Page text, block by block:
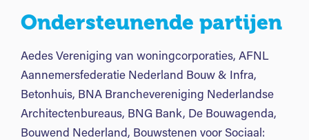
Ondersteunende partijen
Aedes Vereniging van woningcorporaties, AFNL
Aannemersfederatie Nederland Bouw & Infra,
Betonhuis, BNA Branchevereniging Nederlandse
Architectenbureaus, BNG Bank, De Bouwagenda,
Bouwend Nederland, Bouwstenen voor Sociaal: